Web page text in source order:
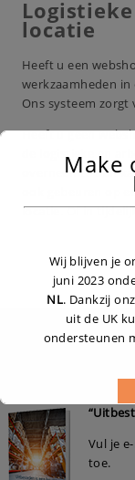
locatie
Heeft u een
werkzaamheden in
Ons systeem
Heeft u geen
de logistieke en
overneemt? Dan
ook gebeuren op
locatie. Of in
Vul je
toe.
Make
Wij blijven je
juni 2023
NL. Dankzij
uit de UK
ondersteunen